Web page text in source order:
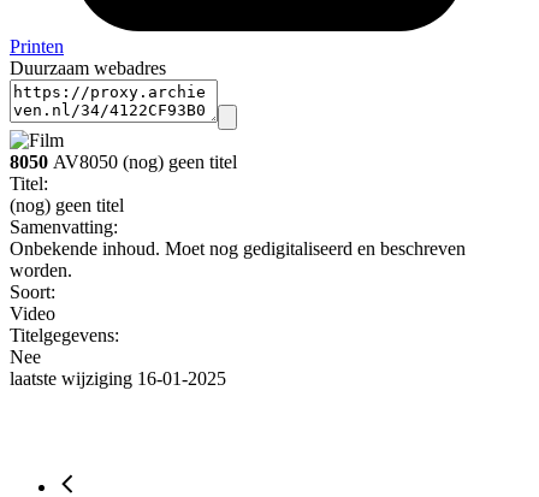
Printen
Duurzaam webadres
8050 AV8050 (nog) geen titel
Titel:
(nog) geen titel
Samenvatting:
Onbekende inhoud. Moet nog gedigitaliseerd en beschreven
worden.
Soort:
Video
Titelgegevens:
Nee
laatste wijziging 16-01-2025